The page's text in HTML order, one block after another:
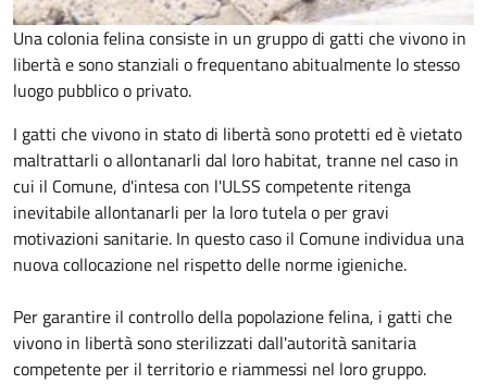
Una colonia felina consiste in un gruppo di gatti che vivono in
libertà e sono stanziali o frequentano abitualmente lo stesso
luogo pubblico o privato.
I gatti che vivono in stato di libertà sono protetti ed è vietato
maltrattarli o allontanarli dal loro habitat, tranne nel caso in
cui il Comune, d'intesa con l'ULSS competente ritenga
inevitabile allontanarli per la loro tutela o per gravi
motivazioni sanitarie. In questo caso il Comune individua una
nuova collocazione nel rispetto delle norme igieniche.
Per garantire il controllo della popolazione felina, i gatti che
vivono in libertà sono sterilizzati dall'autorità sanitaria
competente per il territorio e riammessi nel loro gruppo.